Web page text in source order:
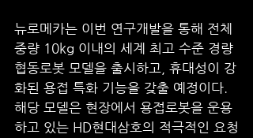
뉴로메카는 이번 연구개발을 통해 전체
중량 10kg 이내의 세계 최고 수준 경량
협동로봇 모델을 출시하고, 휴대성이 강
화된 용접 특화 기능을 갖출 예정이다.
해당 모델은 현장에서 용접로봇을 운용
하고 있는 HD현대삼호의 적극적인 요청